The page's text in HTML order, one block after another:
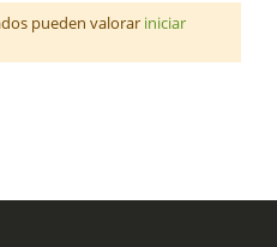
pueden valorar iniciar